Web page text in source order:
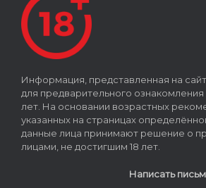
Информация, представленная на
для предварительного
лет. На основании возрастных
указанных на страницах
данные лица принимают решение о
лицами, не достигшим 18 лет.
Написать